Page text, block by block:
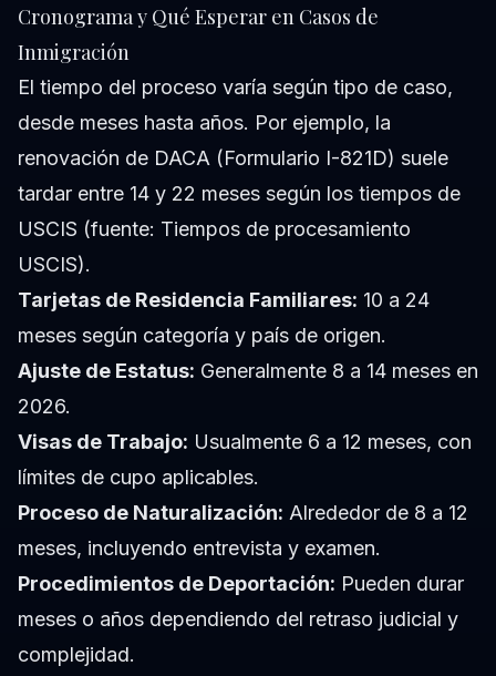
Cronograma y Qué Esperar en Casos de
Inmigración
El tiempo del proceso varía según tipo de caso,
desde meses hasta años. Por ejemplo, la
renovación de DACA (Formulario I-821D) suele
tardar entre 14 y 22 meses según los tiempos de
USCIS (fuente: Tiempos de procesamiento
USCIS).
Tarjetas de Residencia Familiares: 10 a 24
meses según categoría y país de origen.
Ajuste de Estatus: Generalmente 8 a 14 meses en
2026.
Visas de Trabajo: Usualmente 6 a 12 meses, con
límites de cupo aplicables.
Proceso de Naturalización: Alrededor de 8 a 12
meses, incluyendo entrevista y examen.
Procedimientos de Deportación: Pueden durar
meses o años dependiendo del retraso judicial y
complejidad.